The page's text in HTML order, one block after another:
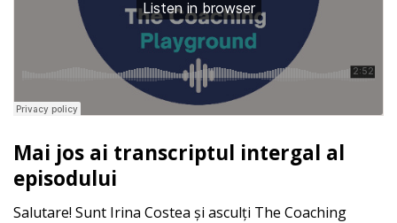
Mai jos ai transcriptul intergal al
episodului
Salutare! Sunt Irina Costea și asculți The Coaching